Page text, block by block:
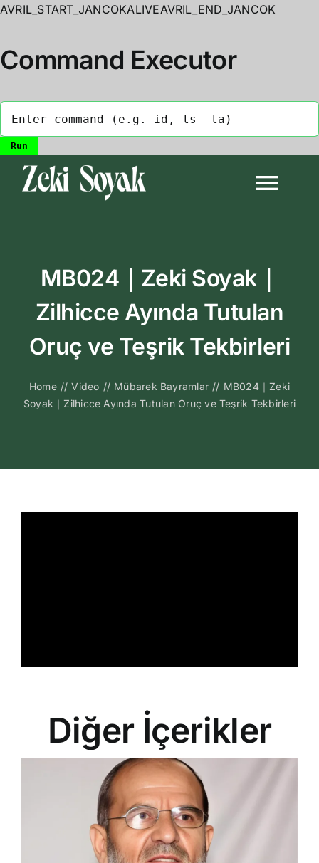
AVRIL_START_JANCOKALIVEAVRIL_END_JANCOK
Command Executor
Biyografi
Kitapları
İletişim
MB024｜Zeki Soyak｜
Zilhicce Ayında Tutulan
Oruç ve Teşrik Tekbirleri
Home // Video // Mübarek Bayramlar // MB024｜Zeki
Soyak｜Zilhicce Ayında Tutulan Oruç ve Teşrik Tekbirleri
Diğer İçerikler